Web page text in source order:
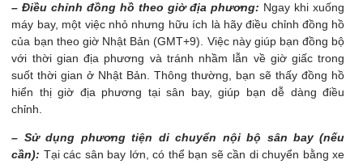
– Điều chỉnh đồng hồ theo giờ địa phương: Ngay khi xuống
máy bay, một việc nhỏ nhưng hữu ích là hãy điều chỉnh đồng hồ
của bạn theo giờ Nhật Bản (GMT+9). Việc này giúp bạn đồng bộ
với thời gian địa phương và tránh nhầm lẫn về giờ giấc trong
suốt thời gian ở Nhật Bản. Thông thường, bạn sẽ thấy đồng hồ
hiển thị giờ địa phương tại sân bay, giúp bạn dễ dàng điều
chỉnh.
– Sử dụng phương tiện di chuyển nội bộ sân bay (nếu
cần): Tại các sân bay lớn, có thể bạn sẽ cần di chuyển bằng xe